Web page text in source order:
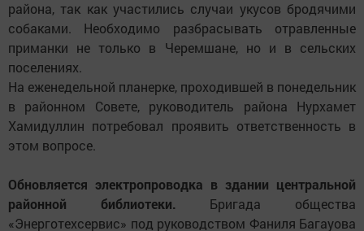
района, так как участились случаи укусов бродячими
собаками. Необходимо разбрасывать отравленные
приманки не только в Черемшане, но и в сельских
поселениях.
На еженедельной планерке, проходившей в понедельник
в районном Совете, руководитель района Нурхамет
Хамидуллин потребовал проявить ответственность в
этом вопросе.
Обновляется электропроводка в здании центральной
районной библиотеки. Бригада общества
«Энерготехсервис» под руководством Фаниля Багауова